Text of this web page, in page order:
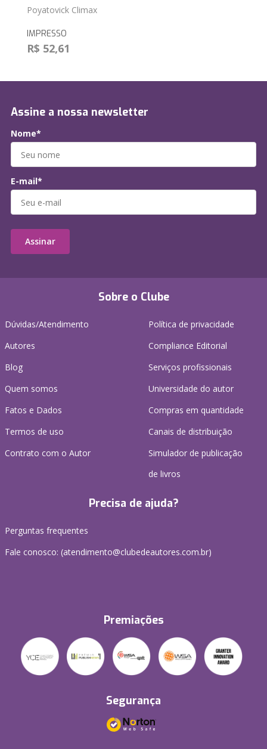
Poyatovick Climax
IMPRESSO
R$ 52,61
Sobre o Clube
Dúvidas/Atendimento
Autores
Blog
Quem somos
Fatos e Dados
Termos de uso
Contrato com o Autor
Política de privacidade
Compliance Editorial
Serviços profissionais
Universidade do autor
Compras em quantidade
Canais de distribuição
Simulador de publicação
de livros
Precisa de ajuda?
Perguntas frequentes
Fale conosco: (atendimento@clubedeautores.com.br)
Premiações
Segurança
Assine a nossa newsletter
Nome*
E-mail*
Assinar